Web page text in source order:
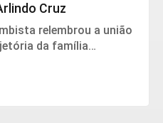
Cruz
relembrou a união
da família
de saúde do artista.